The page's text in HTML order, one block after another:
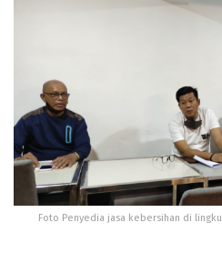
Foto Penyedia jasa kebersihan di